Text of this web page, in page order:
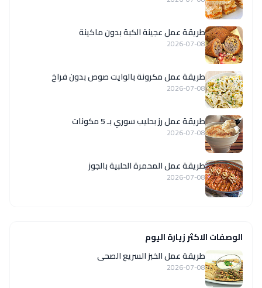
طريقة عمل عجينة الكبة بدون ماكينة
2026-07-08
طريقة عمل مكرونة بالوايت صوص بدون فراخ
2026-07-08
طريقة عمل رز بحليب سوري بـ 5 مكونات
2026-07-08
طريقة عمل المحمرة الحلبية بالجوز
2026-07-08
الوصفات الاكثر زيارة اليوم
طريقة عمل الخبز السريع الصحى
2026-07-08